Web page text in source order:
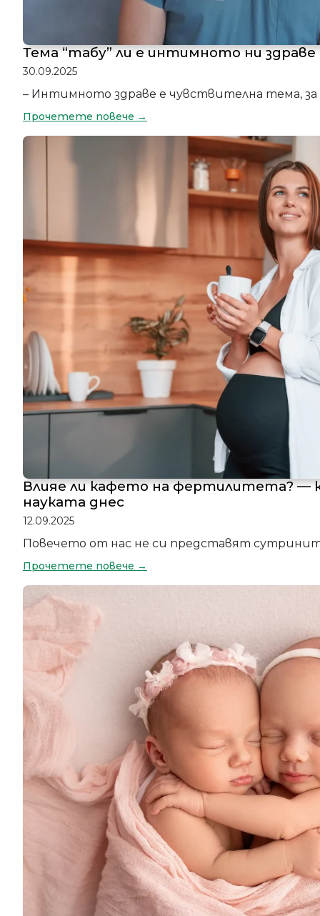
Тема “табу” ли е интимното ни здраве
30.09.2025
– Интимното здраве е чувствителна тема,
Прочетете повече →
Влияе ли кафето на фертилитета? —
науката днес
12.09.2025
Повечето от нас не си представят
Прочетете повече →